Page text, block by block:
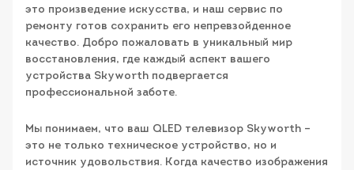
это произведение искусства, и наш сервис по
ремонту готов сохранить его непревзойденное
качество. Добро пожаловать в уникальный мир
восстановления, где каждый аспект вашего
устройства Skyworth подвергается
профессиональной заботе.
Мы понимаем, что ваш QLED телевизор Skyworth –
это не только техническое устройство, но и
источник удовольствия. Когда качество изображения